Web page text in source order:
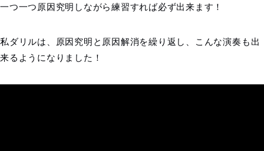
一つ一つ原因究明しながら練習すれば必ず出来ます！
私ダリルは、原因究明と原因解消を繰り返し、こんな演奏も出
来るようになりました！